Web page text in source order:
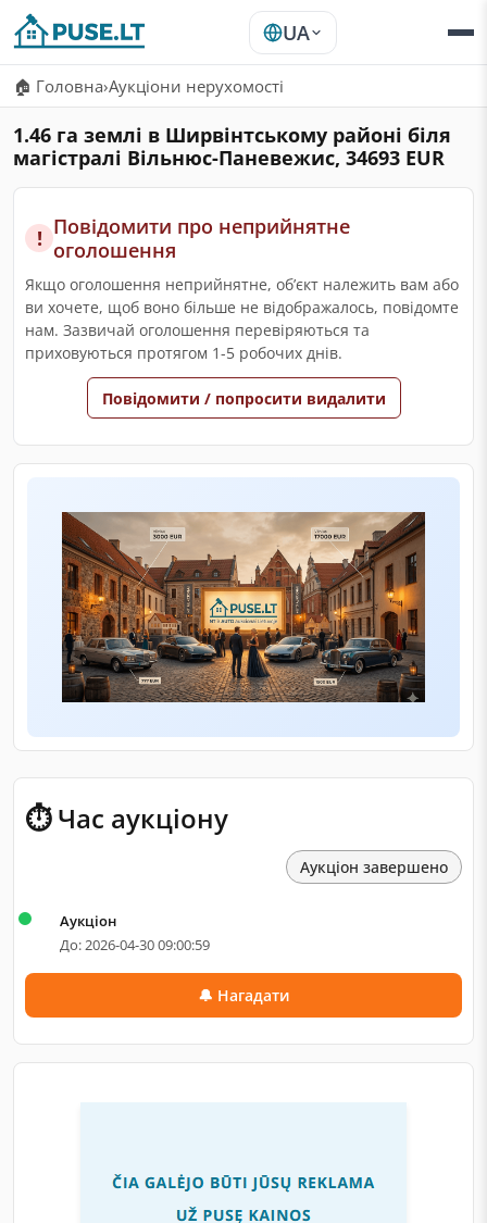
UA
🏠 Головна›Аукціони нерухомості
1.46 га землі в Ширвінтському районі біля
магістралі Вільнюс-Паневежис, 34693 EUR
⏱ Час аукціону
Аукціон завершено
Аукціон
До: 2026-04-30 09:00:59
🔔 Нагадати
! Повідомити про неприйнятне
оголошення
Якщо оголошення неприйнятне, обʼєкт належить вам або
ви хочете, щоб воно більше не відображалось, повідомте
нам. Зазвичай оголошення перевіряються та
приховуються протягом 1-5 робочих днів.
Повідомити / попросити видалити